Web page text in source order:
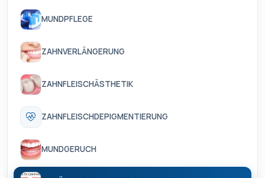
MUNDPFLEGE
ZAHNVERLÄNGERUNG
ZAHNFLEISCHÄSTHETIK
ZAHNFLEISCHDEPIGMENTIERUNG
MUNDGERUCH